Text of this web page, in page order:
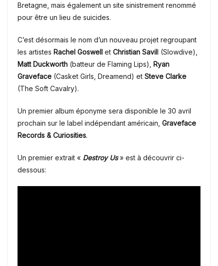
Bretagne, mais également un site sinistrement renommé
pour être un lieu de suicides.
C’est désormais le nom d’un nouveau projet regroupant
les artistes Rachel Goswell et Christian Savill (Slowdive),
Matt Duckworth (batteur de Flaming Lips), Ryan
Graveface (Casket Girls, Dreamend) et Steve Clarke
(The Soft Cavalry).
Un premier album éponyme sera disponible le 30 avril
prochain sur le label indépendant américain, Graveface
Records & Curiosities.
Un premier extrait « Destroy Us» est à découvrir ci-
dessous: